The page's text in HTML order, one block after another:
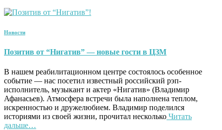
Новости
Позитив от “Нигатив” — новые гости в ЦЗМ
В нашем реабилитационном центре состоялось особенное
событие — нас посетил известный российский рэп-
исполнитель, музыкант и актер «Нигатив» (Владимир
Афанасьев). Атмосфера встречи была наполнена теплом,
искренностью и дружелюбием. Владимир поделился
историями из своей жизни, прочитал несколько Читать
дальше…